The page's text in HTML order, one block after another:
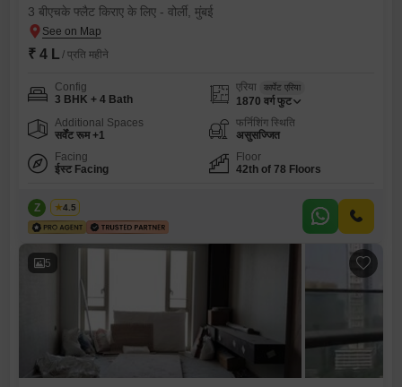
3 बीएचके फ्लैट किराए के लिए - वोर्ली, मुंबई
₹ 4 L / प्रति महीने
Config
3 BHK + 4 Bath
एरिया कार्पेट एरिया
1870 वर्ग फुट
Additional Spaces
सर्वेंट रूम +1
फर्निशिंग स्थिति
असुसज्जित
Facing
ईस्ट Facing
Floor
42th of 78 Floors
Z Zeltro
4.5
5